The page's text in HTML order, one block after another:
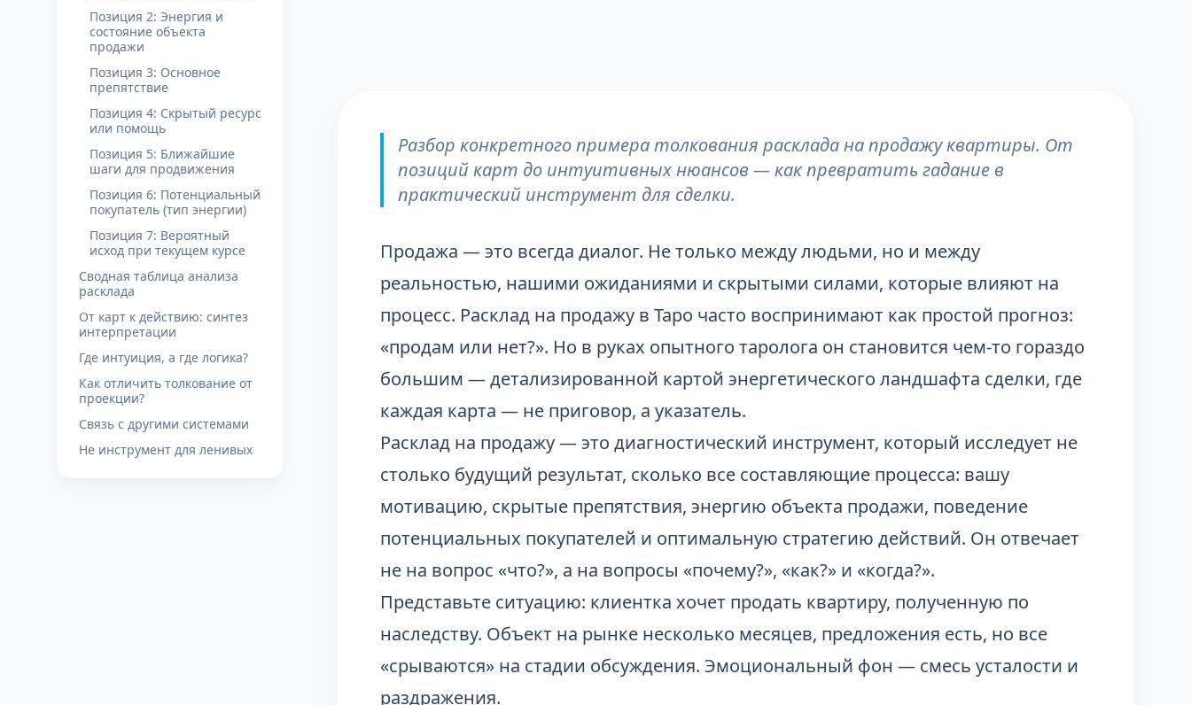
Позиция 2: Энергия и
состояние объекта
продажи
Позиция 3: Основное
препятствие
Позиция 4: Скрытый ресурс
или помощь
Позиция 5: Ближайшие
шаги для продвижения
Позиция 6: Потенциальный
покупатель (тип энергии)
Позиция 7: Вероятный
исход при текущем курсе
Сводная таблица анализа
расклада
От карт к действию: синтез
интерпретации
Где интуиция, а где логика?
Как отличить толкование от
проекции?
Связь с другими системами
Не инструмент для ленивых
Разбор конкретного примера толкования расклада на продажу квартиры. От
позиций карт до интуитивных нюансов — как превратить гадание в
практический инструмент для сделки.
Продажа — это всегда диалог. Не только между людьми, но и между
реальностью, нашими ожиданиями и скрытыми силами, которые влияют на
процесс. Расклад на продажу в Таро часто воспринимают как простой прогноз:
«продам или нет?». Но в руках опытного таролога он становится чем-то гораздо
большим — детализированной картой энергетического ландшафта сделки, где
каждая карта — не приговор, а указатель.
Расклад на продажу — это диагностический инструмент, который исследует не
столько будущий результат, сколько все составляющие процесса: вашу
мотивацию, скрытые препятствия, энергию объекта продажи, поведение
потенциальных покупателей и оптимальную стратегию действий. Он отвечает
не на вопрос «что?», а на вопросы «почему?», «как?» и «когда?».
Представьте ситуацию: клиентка хочет продать квартиру, полученную по
наследству. Объект на рынке несколько месяцев, предложения есть, но все
«срываются» на стадии обсуждения. Эмоциональный фон — смесь усталости и
раздражения.